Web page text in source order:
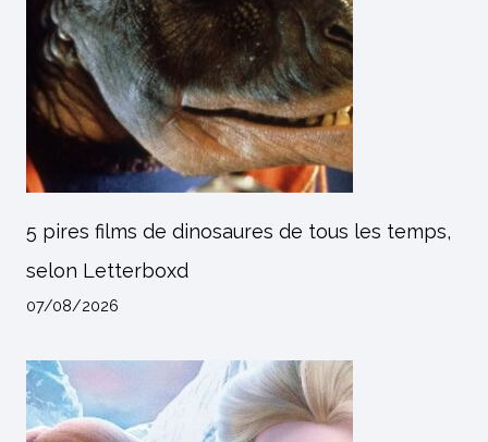
5 pires films de dinosaures de tous les temps,
selon Letterboxd
07/08/2026